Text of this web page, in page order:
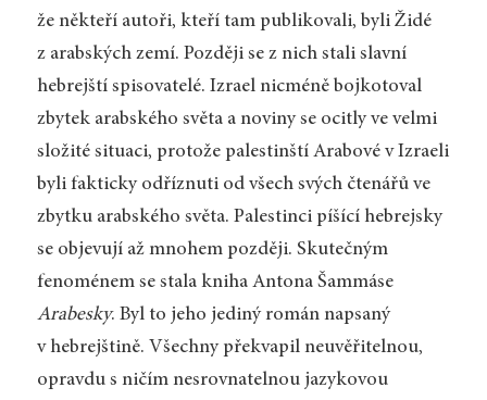
že někteří autoři, kteří tam publikovali, byli Židé
z arabských zemí. Později se z nich stali slavní
hebrejští spisovatelé. Izrael nicméně bojkotoval
zbytek arabského světa a noviny se ocitly ve velmi
složité situaci, protože palestinští Arabové v Izraeli
byli fakticky odříznuti od všech svých čtenářů ve
zbytku arabského světa. Palestinci píšící hebrejsky
se objevují až mnohem později. Skutečným
fenoménem se stala kniha Antona Šammáse
Arabesky. Byl to jeho jediný román napsaný
v hebrejštině. Všechny překvapil neuvěřitelnou,
opravdu s ničím nesrovnatelnou jazykovou